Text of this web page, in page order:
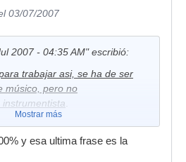
03/07/2007
2007 - 04:35 AM" escribió:
trabajar asi, se ha de ser
músico, pero no
Mostrar más
y esa ultima frase es la